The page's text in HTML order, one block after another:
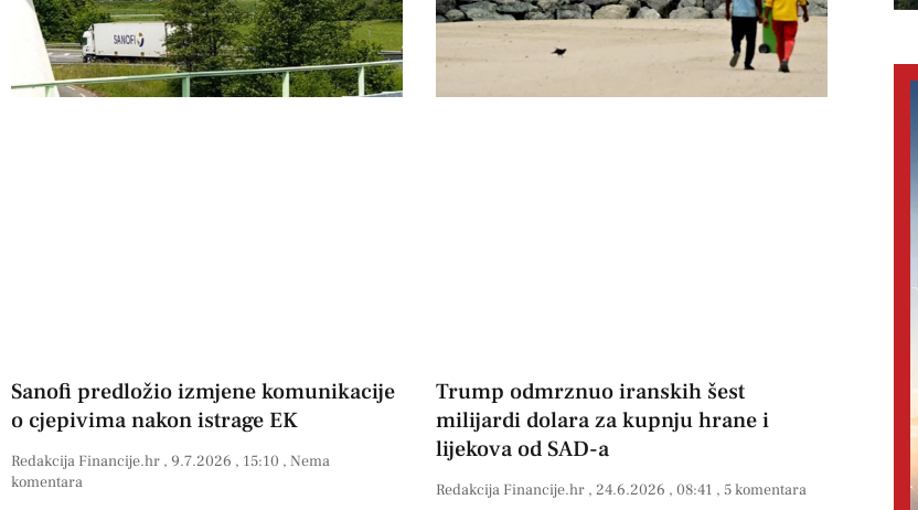
Sanofi predložio izmjene komunikacije
o cjepivima nakon istrage EK
Redakcija Financije.hr 9.7.2026 15:10
Nema
komentara
Trump odmrznuo iranskih šest
milijardi dolara za kupnju hrane i
lijekova od SAD-a
Redakcija Financije.hr 24.6.2026 08:41 5 komentara